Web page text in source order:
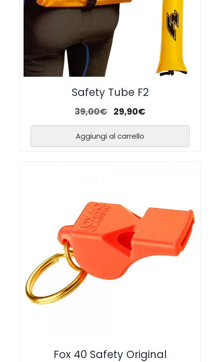
Safety Tube F2
39,00€ 29,90€
Aggiungi al carrello
Fox 40 Safety Original